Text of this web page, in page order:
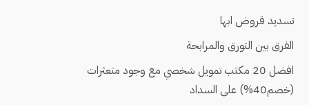
تسديد قروض ابها
الفرق بين التورق والمرابحة
افضل 20 مكتب تمويل شخصي مع وجود متعثرات
(خصم40%) على السداد